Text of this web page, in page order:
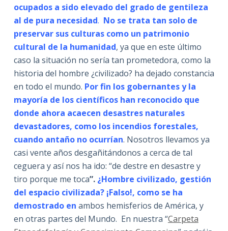
ocupados a sido elevado del grado de gentileza
al de pura necesidad. No se trata tan solo de
preservar sus culturas como un patrimonio
cultural de la humanidad, ya que en este último
caso la situación no sería tan prometedora, como la
historia del hombre ¿civilizado? ha dejado constancia
en todo el mundo. Por fin los gobernantes y la
mayoría de los científicos han reconocido que
donde ahora acaecen desastres naturales
devastadores, como los incendios forestales,
cuando antaño no ocurrían. Nosotros llevamos ya
casi vente años desgañitándonos a cerca de tal
ceguera y así nos ha ido: “de destre en desastre y
tiro porque me toca”. ¿Hombre civilizado, gestión
del espacio civilizada? ¡Falso!, como se ha
demostrado en ambos hemisferios de América, y
en otras partes del Mundo. En nuestra “Carpeta